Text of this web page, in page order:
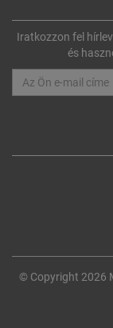
Iratkozzon fel
és
© Copyright 2026